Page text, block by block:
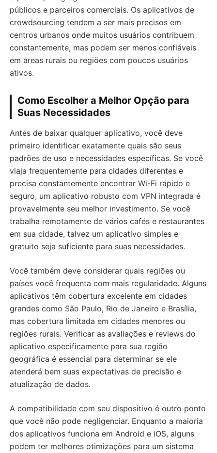
públicos e parceiros comerciais. Os aplicativos de
crowdsourcing tendem a ser mais precisos em
centros urbanos onde muitos usuários contribuem
constantemente, mas podem ser menos confiáveis
em áreas rurais ou regiões com poucos usuários
ativos.
Como Escolher a Melhor Opção para
Suas Necessidades
Antes de baixar qualquer aplicativo, você deve
primeiro identificar exatamente quais são seus
padrões de uso e necessidades específicas. Se você
viaja frequentemente para cidades diferentes e
precisa constantemente encontrar Wi-Fi rápido e
seguro, um aplicativo robusto com VPN integrada é
provavelmente seu melhor investimento. Se você
trabalha remotamente de vários cafés e restaurantes
em sua cidade, talvez um aplicativo simples e
gratuito seja suficiente para suas necessidades.
Você também deve considerar quais regiões ou
países você frequenta com mais regularidade. Alguns
aplicativos têm cobertura excelente em cidades
grandes como São Paulo, Rio de Janeiro e Brasília,
mas cobertura limitada em cidades menores ou
regiões rurais. Verificar as avaliações e reviews do
aplicativo especificamente para sua região
geográfica é essencial para determinar se ele
atenderá bem suas expectativas de precisão e
atualização de dados.
A compatibilidade com seu dispositivo é outro ponto
que você não pode negligenciar. Enquanto a maioria
dos aplicativos funciona em Android e iOS, alguns
podem ter melhores otimizações para um sistema